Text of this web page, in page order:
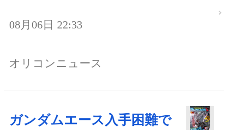
08月06日 22:33
オリコンニュース
ガンダムエース入手困難で